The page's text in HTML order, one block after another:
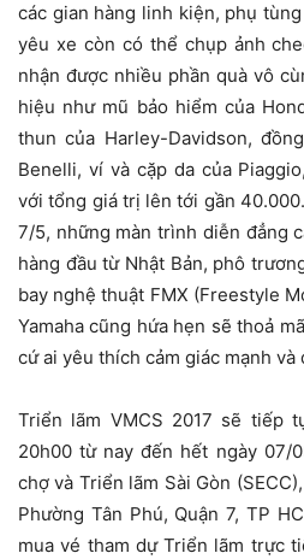
các gian hàng linh kiện, phụ
yêu xe còn có thể chụp ảnh
nhận được nhiều phần quà vô
hiệu như mũ bảo hiểm của
thun của Harley-Davidson,
Benelli, ví và cặp da của
với tổng giá trị lên tới gần
7/5, những màn trình diễn đẳng
hàng đầu từ Nhật Bản, phô
bay nghệ thuật FMX (Freestyle
Yamaha cũng hứa hẹn sẽ thoả
cứ ai yêu thích cảm giác mạnh và
Triển lãm VMCS 2017 sẽ tiếp
20h00 từ nay đến hết ngày 07/
chợ và Triển lãm Sài Gòn
Phường Tân Phú, Quận 7, TP
mua vé tham dự Triển lãm trực